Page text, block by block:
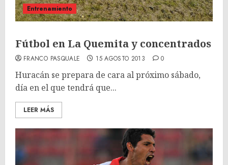
Entrenamiento
Fútbol en La Quemita y concentrados
FRANCO PASQUALE 15 AGOSTO 2013 0
Huracán se prepara de cara al próximo sábado,
día en el que tendrá que...
LEER MÁS